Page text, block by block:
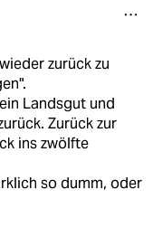
zurück zu
Landsgut und
Zurück zur
ins zwölfte
so dumm, oder